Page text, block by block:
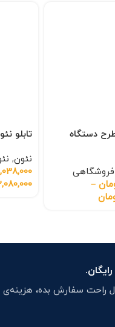
دستگاه
–
تابلو
نئون,
راحت سفارش بده،